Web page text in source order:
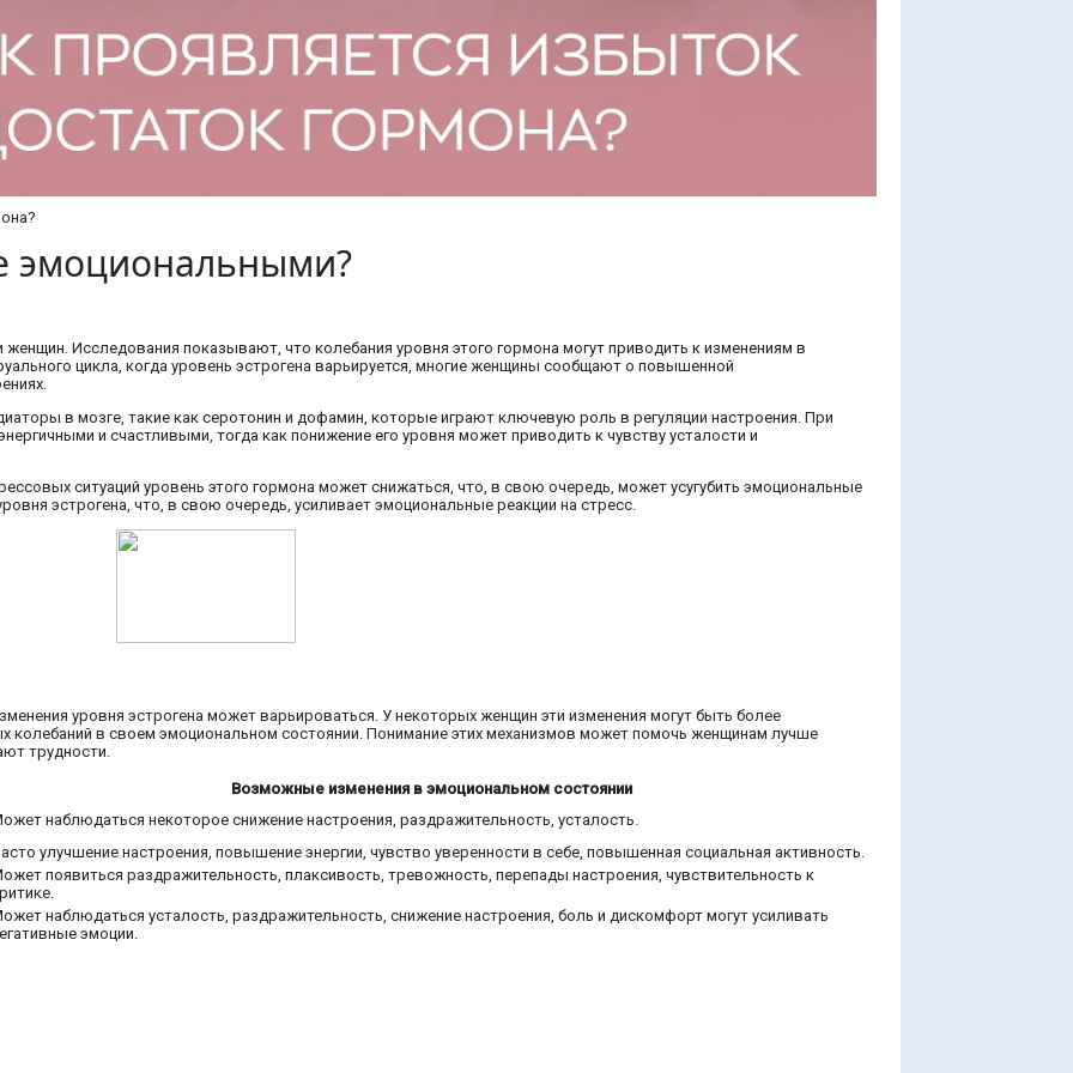
эмоциональными?
Исследования показывают, что колебания уровня этого гормона могут приводить к изменениям в
цикла, когда уровень эстрогена варьируется, многие женщины сообщают о повышенной
в мозге, такие как серотонин и дофамин, которые играют ключевую роль в регуляции настроения. При
и счастливыми, тогда как понижение его уровня может приводить к чувству усталости и
ситуаций уровень этого гормона может снижаться, что, в свою очередь, может усугубить эмоциональные
эстрогена, что, в свою очередь, усиливает эмоциональные реакции на стресс.
уровня эстрогена может варьироваться. У некоторых женщин эти изменения могут быть более
колебаний в своем эмоциональном состоянии. Понимание этих механизмов может помочь женщинам лучше
трудности.
Возможные изменения в эмоциональном состоянии
наблюдаться некоторое снижение настроения, раздражительность, усталость.
улучшение настроения, повышение энергии, чувство уверенности в себе, повышенная социальная активность.
появиться раздражительность, плаксивость, тревожность, перепады настроения, чувствительность к
наблюдаться усталость, раздражительность, снижение настроения, боль и дискомфорт могут усиливать
эмоции.